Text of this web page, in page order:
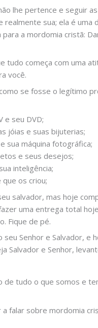
lhe pertence e seguir
sua; ela é
a mordomia cristã:
tudo começa com uma
você.
se fosse o legítimo
e seu DVD;
jóias e suas bijuterias;
sua máquina fotográfica;
e seus desejos;
inteligência;
que os criou;
salvador, mas hoje
uma entrega total
Fique de pé.
seu Senhor e Salvador,
Salvador e Senhor,
de tudo o que somos e
falar sobre mordomia